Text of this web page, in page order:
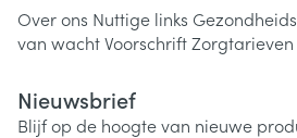
Over ons Nuttige links
van wachtVoorschriftZorgtarieven
Nieuwsbrief
Blijf op de hoogte van nieuwe